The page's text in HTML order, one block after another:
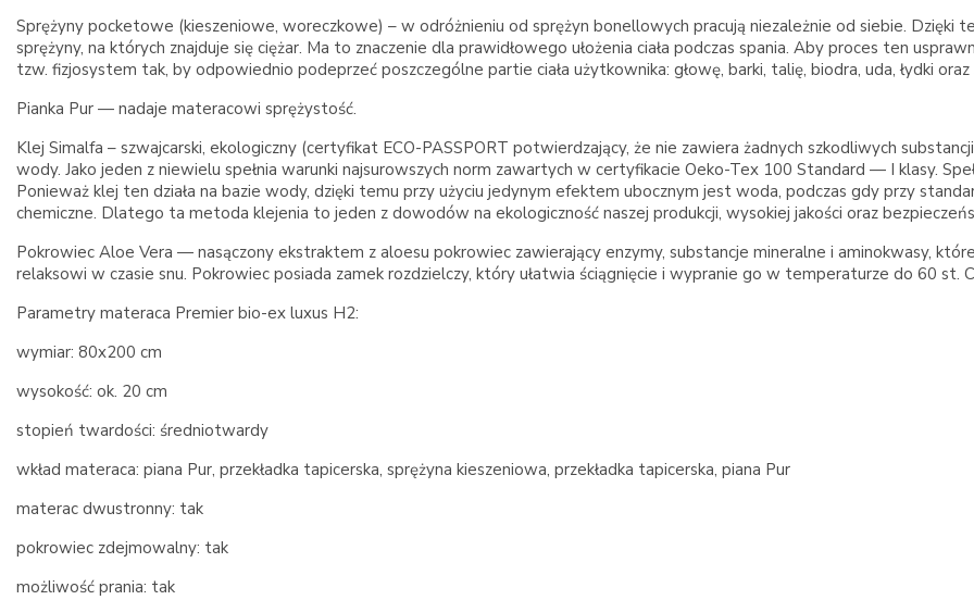
Sprężyny pocketowe (kieszeniowe, woreczkowe) – w odróżnieniu od sprężyn bonellowych pracują niezależnie od siebie. Dzięki
sprężyny, na których znajduje się ciężar. Ma to znaczenie dla prawidłowego ułożenia ciała podczas spania. Aby proces ten
tzw. fizjosystem tak, by odpowiednio podeprzeć poszczególne partie ciała użytkownika: głowę, barki, talię, biodra, uda, łydki
Pianka Pur — nadaje materacowi sprężystość.
Klej Simalfa – szwajcarski, ekologiczny (certyfikat ECO-PASSPORT potwierdzający, że nie zawiera żadnych szkodliwych
wody. Jako jeden z niewielu spełnia warunki najsurowszych norm zawartych w certyfikacie Oeko-Tex 100 Standard — I klasy.
Ponieważ klej ten działa na bazie wody, dzięki temu przy użyciu jedynym efektem ubocznym jest woda, podczas gdy przy
chemiczne. Dlatego ta metoda klejenia to jeden z dowodów na ekologiczność naszej produkcji, wysokiej jakości oraz
Pokrowiec Aloe Vera — nasączony ekstraktem z aloesu pokrowiec zawierający enzymy, substancje mineralne i aminokwasy,
relaksowi w czasie snu. Pokrowiec posiada zamek rozdzielczy, który ułatwia ściągnięcie i wypranie go w temperaturze do 60 st.
Parametry materaca Premier bio-ex luxus H2:
wymiar: 80x200 cm
wysokość: ok. 20 cm
stopień twardości: średniotwardy
wkład materaca: piana Pur, przekładka tapicerska, sprężyna kieszeniowa, przekładka tapicerska, piana Pur
materac dwustronny: tak
pokrowiec zdejmowalny: tak
możliwość prania: tak